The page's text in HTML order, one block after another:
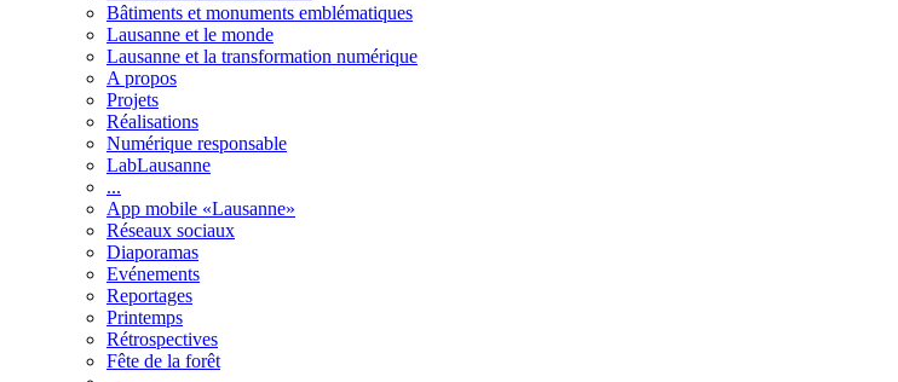
Bâtiments et monuments emblématiques
Lausanne et le monde
Lausanne et la transformation numérique
A propos
Projets
Réalisations
Numérique responsable
LabLausanne
...
App mobile «Lausanne»
Réseaux sociaux
Diaporamas
Evénements
Reportages
Printemps
Rétrospectives
Fête de la forêt